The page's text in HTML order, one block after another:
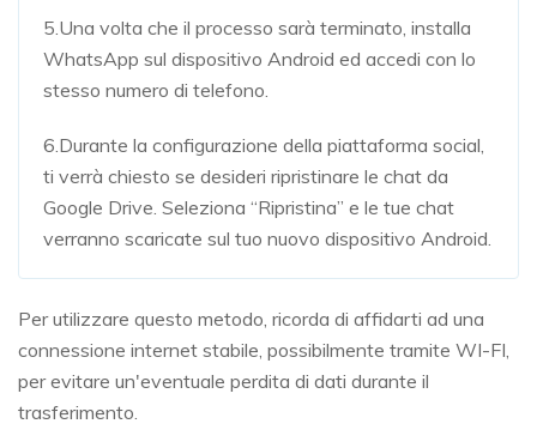
5.Una volta che il processo sarà terminato, installa
WhatsApp sul dispositivo Android ed accedi con lo
stesso numero di telefono.
6.Durante la configurazione della piattaforma social,
ti verrà chiesto se desideri ripristinare le chat da
Google Drive. Seleziona “Ripristina” e le tue chat
verranno scaricate sul tuo nuovo dispositivo Android.
Per utilizzare questo metodo, ricorda di affidarti ad una
connessione internet stabile, possibilmente tramite WI-FI,
per evitare un'eventuale perdita di dati durante il
trasferimento.